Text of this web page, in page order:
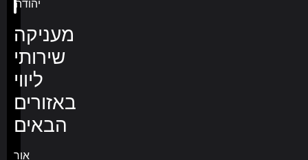
מעניקה
שירותי
ליווי
באזורים
הבאים
אור